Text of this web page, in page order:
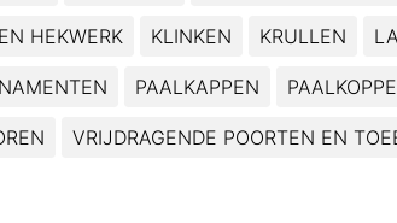
HEKWERK KLINKEN KRULLEN
PAALKAPPEN
VRIJDRAGENDE POORTEN EN